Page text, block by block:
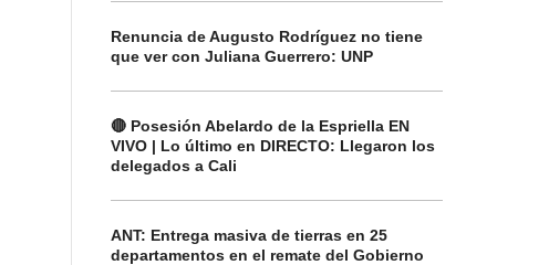
Renuncia de Augusto Rodríguez no tiene
que ver con Juliana Guerrero: UNP
🔴 Posesión Abelardo de la Espriella EN
VIVO | Lo último en DIRECTO: Llegaron los
delegados a Cali
ANT: Entrega masiva de tierras en 25
departamentos en el remate del Gobierno